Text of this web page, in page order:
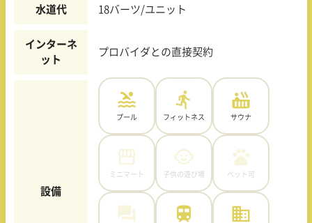
水道代 18バーツ/ユニット
インターネ
ット
プロバイダとの直接契約
設備
プール フィットネス サウナ
ミニマート 子供の遊び場 ペット可